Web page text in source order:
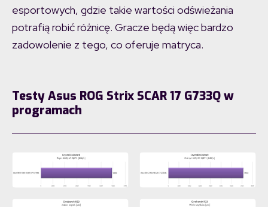
esportowych, gdzie takie wartości odświeżania
potrafią robić różnicę. Gracze będą więc bardzo
zadowolenie z tego, co oferuje matryca.
Testy Asus ROG Strix SCAR 17 G733Q w
programach